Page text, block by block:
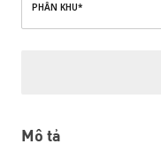
PHÂN KHU*
Mô tả